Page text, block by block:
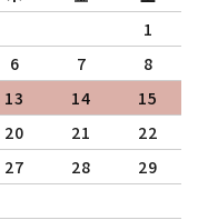
1
6 7
8
13 14
15
20 21
22
27 28
29